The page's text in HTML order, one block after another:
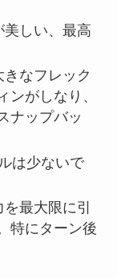
しい、最高
なフレック
ンがしなり、
ナップバッ
は少ないで
最大限に引
特にターン後